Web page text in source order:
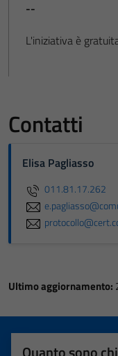
--
L'iniziativa è
Contatti
Elisa Pagliasso
011.81.17.262
Ultimo aggiornamento: